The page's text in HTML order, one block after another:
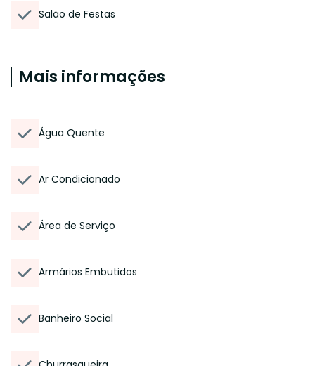
Salão de Festas
Mais informações
Água Quente
Ar Condicionado
Área de Serviço
Armários Embutidos
Banheiro Social